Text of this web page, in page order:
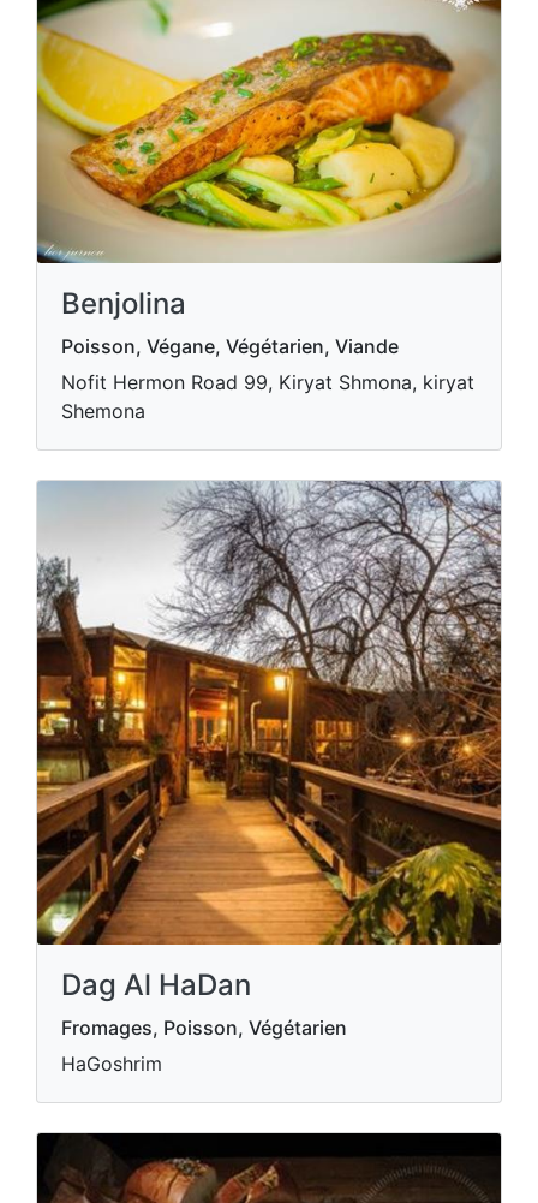
Benjolina
Poisson, Végane, Végétarien, Viande
Nofit Hermon Road 99, Kiryat Shmona, kiryat
Shemona
Dag Al HaDan
Fromages, Poisson, Végétarien
HaGoshrim